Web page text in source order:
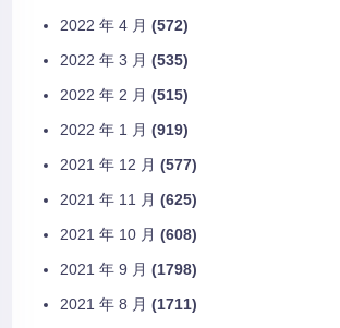
2022 年 4 月 (572)
2022 年 3 月 (535)
2022 年 2 月 (515)
2022 年 1 月 (919)
2021 年 12 月 (577)
2021 年 11 月 (625)
2021 年 10 月 (608)
2021 年 9 月 (1798)
2021 年 8 月 (1711)